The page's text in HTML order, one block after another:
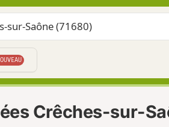
Crêches-sur-